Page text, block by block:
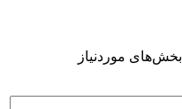
بخش‌های موردنیاز